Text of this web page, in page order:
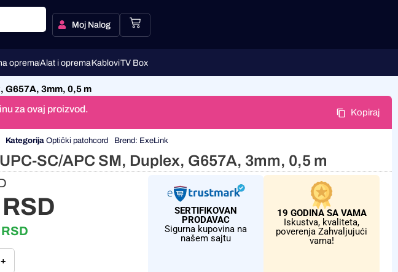
Moj Nalog
opremaAlat i opremaKabloviTV Box
G657A, 3mm, 0,5 m
za ovaj proizvod. Kopiraj
Kategorija Optički patchcord Brend: ExeLink
SC/APC SM, Duplex, G657A, 3mm, 0,5 m
RSD
RSD
+
SERTIFIKOVAN
PRODAVAC
Sigurna kupovina na
našem sajtu
19 GODINA SA VAMA
Iskustva, kvaliteta,
poverenja Zahvaljujući
vama!